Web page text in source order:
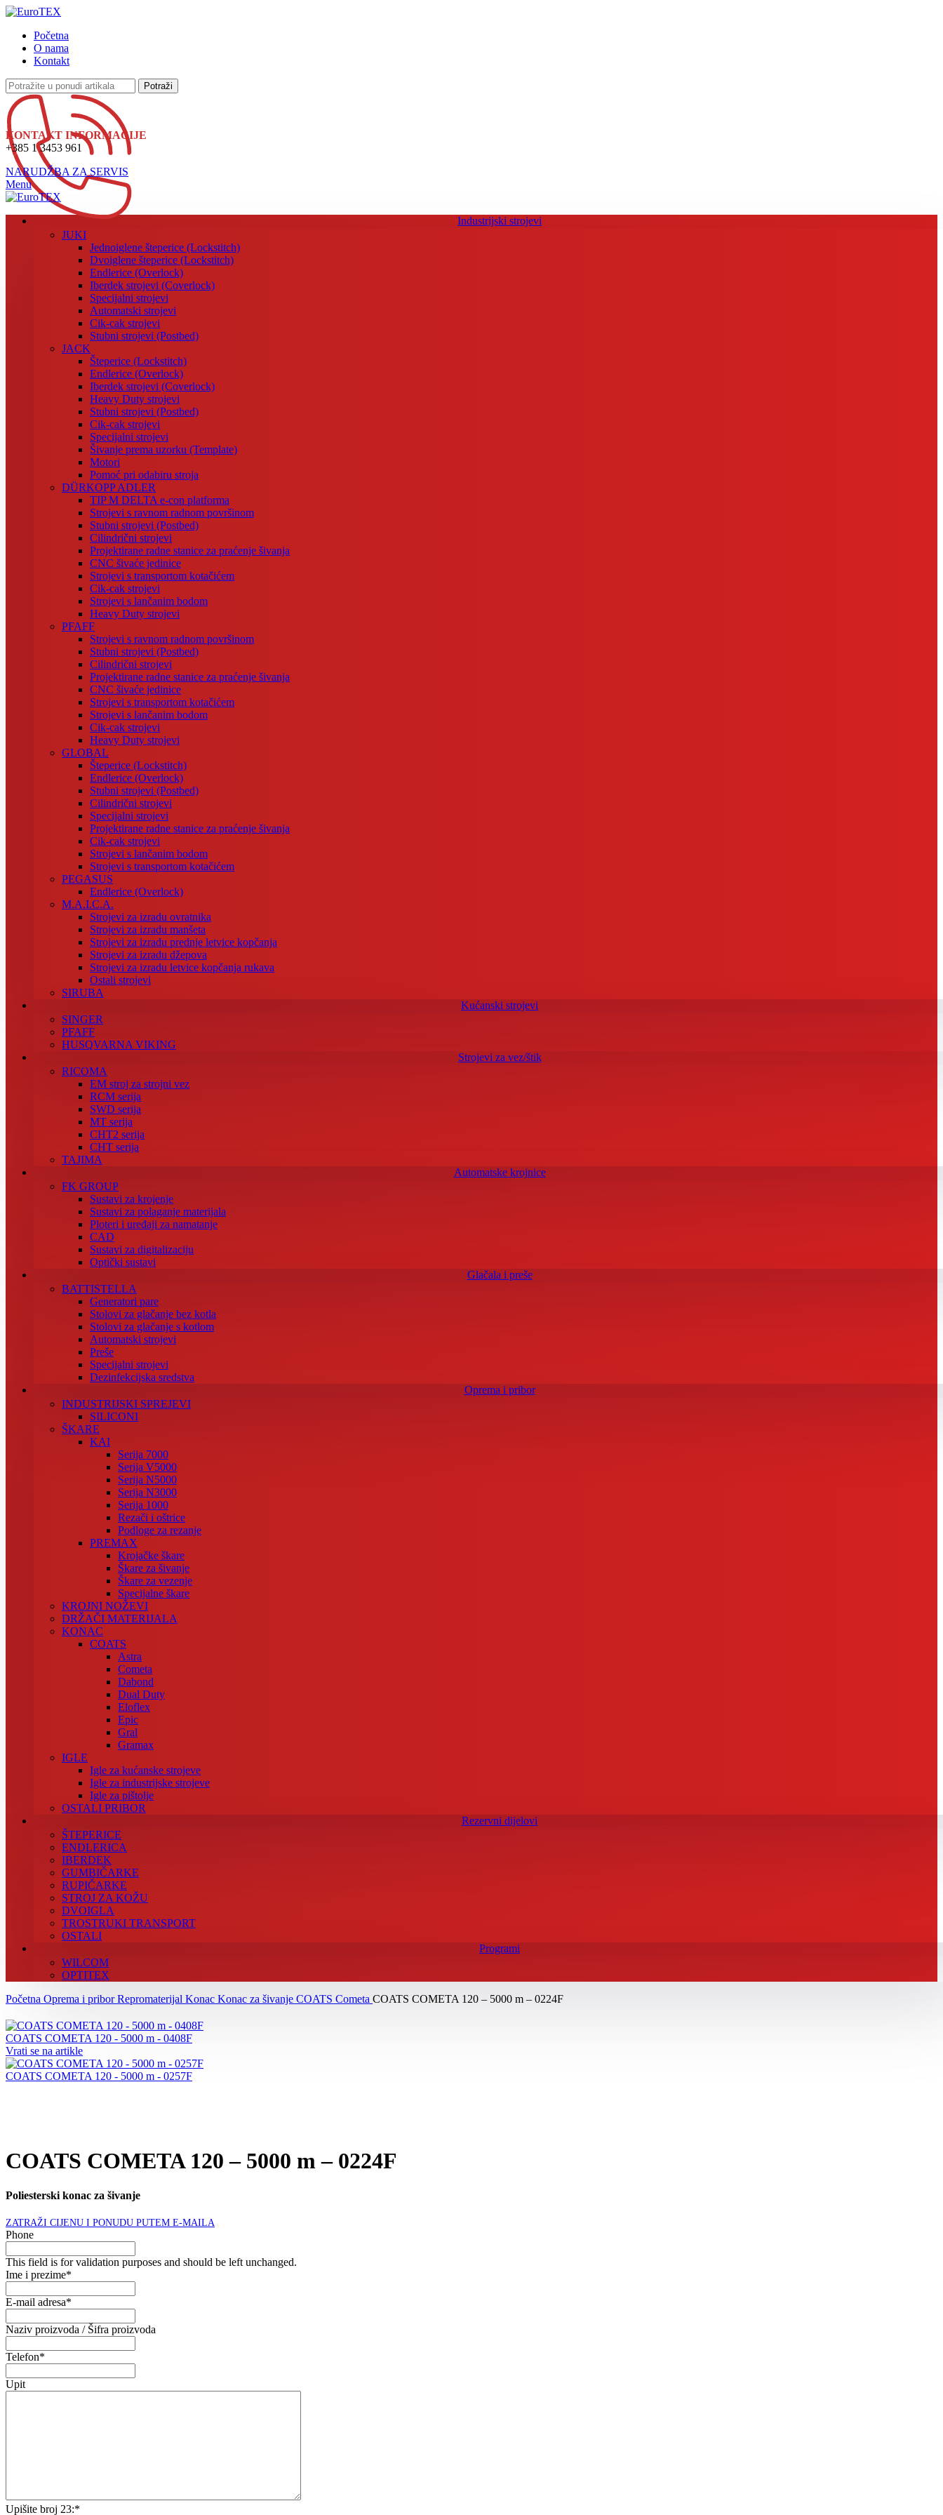
Početna
O nama
Kontakt
Potraži
KONTAKT INFORMACIJE
+385 1 3453 961
NARUDŽBA ZA SERVIS
Menu
Industrijski strojevi
JUKI
Jednoiglene šteperice (Lockstitch)
Dvoiglene šteperice (Lockstitch)
Endlerice (Overlock)
Iberdek strojevi (Coverlock)
Specijalni strojevi
Automatski strojevi
Cik-cak strojevi
Stubni strojevi (Postbed)
JACK
Šteperice (Lockstitch)
Endlerice (Overlock)
Iberdek strojevi (Coverlock)
Heavy Duty strojevi
Stubni strojevi (Postbed)
Cik-cak strojevi
Specijalni strojevi
Šivanje prema uzorku (Template)
Motori
Pomoć pri odabiru stroja
DÜRKOPP ADLER
TIP M DELTA e-con platforma
Strojevi s ravnom radnom površinom
Stubni strojevi (Postbed)
Cilindrični strojevi
Projektirane radne stanice za praćenje šivanja
CNC šivaće jedinice
Strojevi s transportom kotačićem
Cik-cak strojevi
Strojevi s lančanim bodom
Heavy Duty strojevi
PFAFF
Strojevi s ravnom radnom površinom
Stubni strojevi (Postbed)
Cilindrični strojevi
Projektirane radne stanice za praćenje šivanja
CNC šivaće jedinice
Strojevi s transportom kotačićem
Strojevi s lančanim bodom
Cik-cak strojevi
Heavy Duty strojevi
GLOBAL
Šteperice (Lockstitch)
Endlerice (Overlock)
Stubni strojevi (Postbed)
Cilindrični strojevi
Specijalni strojevi
Projektirane radne stanice za praćenje šivanja
Cik-cak strojevi
Strojevi s lančanim bodom
Strojevi s transportom kotačićem
PEGASUS
Endlerice (Overlock)
M.A.I.C.A.
Strojevi za izradu ovratnika
Strojevi za izradu manšeta
Strojevi za izradu prednje letvice kopčanja
Strojevi za izradu džepova
Strojevi za izradu letvice kopčanja rukava
Ostali strojevi
SIRUBA
Kućanski strojevi
SINGER
PFAFF
HUSQVARNA VIKING
Strojevi za vez/štik
RICOMA
EM stroj za strojni vez
RCM serija
SWD serija
MT serija
CHT2 serija
CHT serija
TAJIMA
Automatske krojnice
FK GROUP
Sustavi za krojenje
Sustavi za polaganje materijala
Ploteri i uređaji za namatanje
CAD
Sustavi za digitalizaciju
Optički sustavi
Glačala i preše
BATTISTELLA
Generatori pare
Stolovi za glačanje bez kotla
Stolovi za glačanje s kotlom
Automatski strojevi
Preše
Specijalni strojevi
Dezinfekcijska sredstva
Oprema i pribor
INDUSTRIJSKI SPREJEVI
SILICONI
ŠKARE
KAI
Serija 7000
Serija V5000
Serija N5000
Serija N3000
Serija 1000
Rezači i oštrice
Podloge za rezanje
PREMAX
Krojačke škare
Škare za šivanje
Škare za vezenje
Specijalne škare
KROJNI NOŽEVI
DRŽAČI MATERIJALA
KONAC
COATS
Astra
Cometa
Dabond
Dual Duty
Eloflex
Epic
Gral
Gramax
IGLE
Igle za kućanske strojeve
Igle za industrijske strojeve
Igle za pištolje
OSTALI PRIBOR
Rezervni dijelovi
ŠTEPERICE
ENDLERICA
IBERDEK
GUMBIČARKE
RUPIČARKE
STROJ ZA KOŽU
DVOIGLA
TROSTRUKI TRANSPORT
OSTALI
Programi
WILCOM
OPTITEX
Početna Oprema i priborRepromaterijal Konac Konac za šivanje COATS Cometa COATS COMETA 120 – 5000 m – 0224F
COATS COMETA 120 - 5000 m - 0408F
Vrati se na artikle
COATS COMETA 120 - 5000 m - 0257F
COATS COMETA 120 – 5000 m – 0224F
Poliesterski konac za šivanje
ZATRAŽI CIJENU I PONUDU PUTEM E-MAILA
Phone
This field is for validation purposes and should be left unchanged.
Ime i prezime*
E-mail adresa*
Naziv proizvoda / Šifra proizvoda
Telefon*
Upit
Upišite broj 23:*